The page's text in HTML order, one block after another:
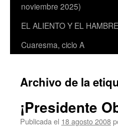
noviembre 2025)
EL ALIENTO Y EL
Cuaresma, ciclo A
Archivo de la
¡Presidente
Publicada el 18 agosto 2008